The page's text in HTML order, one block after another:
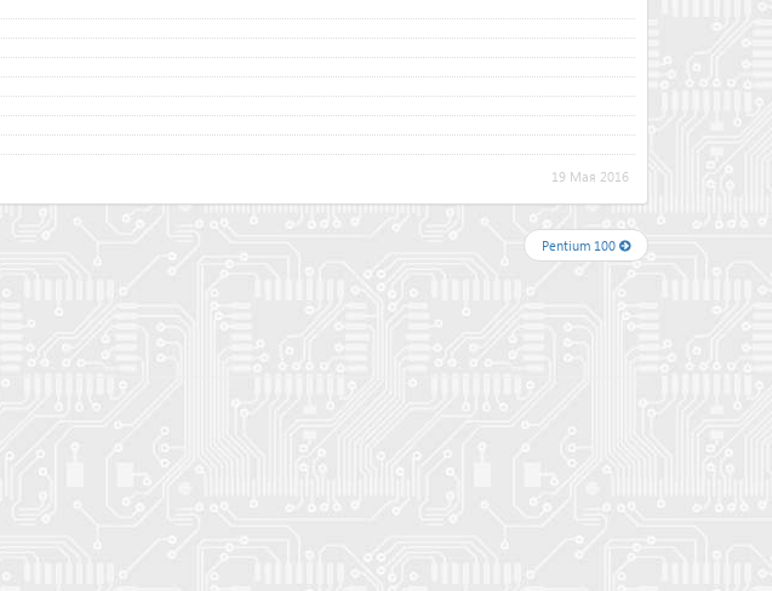
19 Мая 2016
Pentium 100